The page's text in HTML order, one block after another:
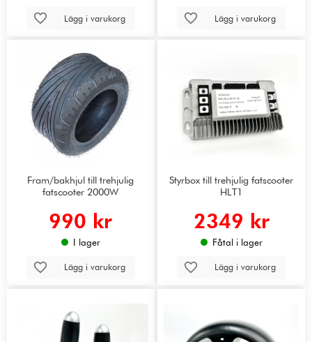
Lägg i varukorg Lägg i varukorg
Fram/bakhjul till trehjulig
fatscooter 2000W
990 kr
I lager
Lägg i varukorg
Styrbox till trehjulig fatscooter
HLT1
2349 kr
Fåtal i lager
Lägg i varukorg